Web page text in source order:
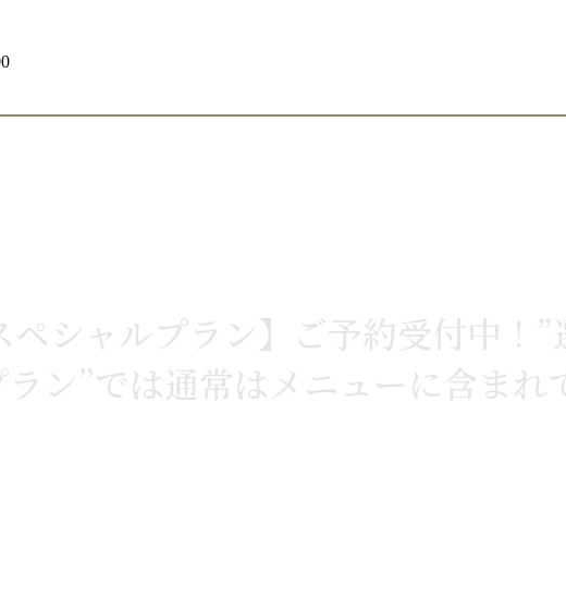
シャルプラン】ご予約受付中！
ン”では通常はメニューに含まれ